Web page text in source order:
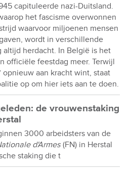
capituleerde nazi-Duitsland.
het fascisme overwonnen
waarvoor miljoenen mensen
wordt in verschillende
altijd herdacht. In België is het
officiële feestdag meer. Terwijl
opnieuw aan kracht wint, staat
op om hier iets aan te doen.
de vrouwenstaking
3000 arbeidsters van de
d'Armes(FN) in Herstal
staking die t